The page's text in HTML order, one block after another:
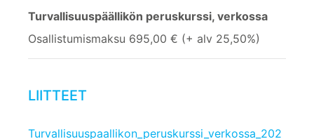
Turvallisuuspäällikön peruskurssi, verkossa
Osallistumismaksu 695,00 € (+ alv 25,50%)
LIITTEET
Turvallisuuspaallikon_peruskurssi_verkossa_202